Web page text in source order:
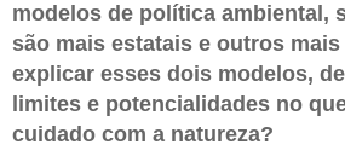
modelos de política ambiental,
são mais estatais e outros
explicar esses dois modelos,
limites e potencialidades no
cuidado com a natureza?